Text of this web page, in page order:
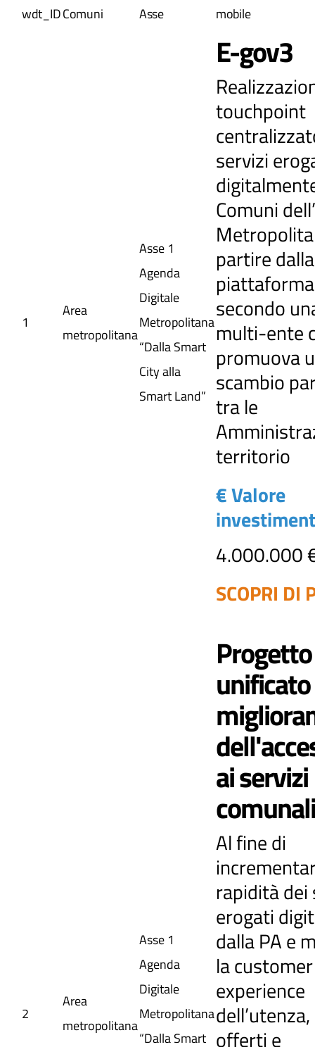
wdt_IDComuni Asse mobile
1
Area
metropolitana
Asse 1
Agenda
Digitale
Metropolitana
“Dalla Smart
City alla
Smart Land”
E-gov3
touchpoint
servizi
Comuni
partire dalla
secondo
multi-ente
promuova
scambio
tra le
territorio
€ Valore
4.000.000
SCOPRI DI
2
Area
metropolitana
Asse 1
Agenda
Digitale
Metropolitana
“Dalla Smart
Progetto
ai servizi
comunali
Al fine di
rapidità dei
erogati
dalla PA e
la customer
experience
offerti e